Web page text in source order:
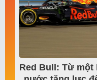
Red Bull: Từ một